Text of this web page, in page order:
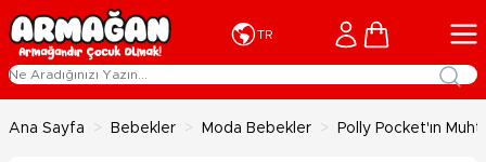
İçeriğe geç
TR Cart
Ana Sayfa > Bebekler > Moda Bebekler > Polly Pocket'ın